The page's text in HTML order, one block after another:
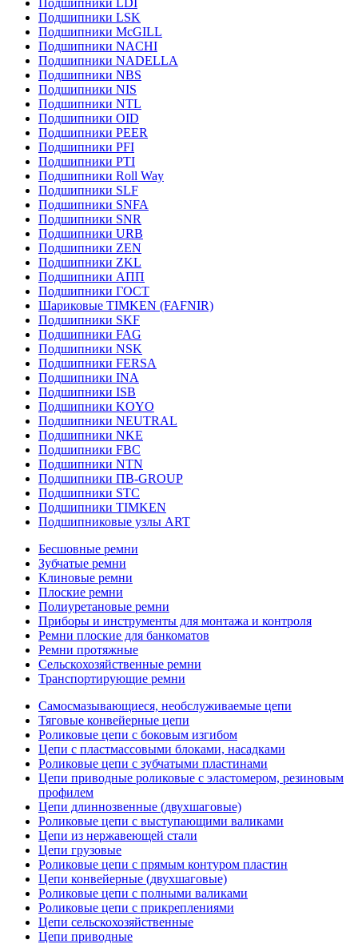
Подшипники LDI
Подшипники LSK
Подшипники McGILL
Подшипники NACHI
Подшипники NADELLA
Подшипники NBS
Подшипники NIS
Подшипники NTL
Подшипники OID
Подшипники PEER
Подшипники PFI
Подшипники PTI
Подшипники Roll Way
Подшипники SLF
Подшипники SNFA
Подшипники SNR
Подшипники URB
Подшипники ZEN
Подшипники ZKL
Подшипники АПП
Подшипники ГОСТ
Шариковые ТІMKEN (FAFNIR)
Подшипники SKF
Подшипники FAG
Подшипники NSK
Подшипники FERSA
Подшипники INA
Подшипники ISB
Подшипники KOYO
Подшипники NEUTRAL
Подшипники NKE
Подшипники FBC
Подшипники NTN
Подшипники ПВ-GROUP
Подшипники STC
Подшипники TIMKEN
Подшипниковые узлы ART
Бесшовные ремни
Зубчатые ремни
Клиновые ремни
Плоские ремни
Полиуретановые ремни
Приборы и инструменты для монтажа и контроля
Ремни плоские для банкоматов
Ремни протяжные
Сельскохозяйственные ремни
Транспортирующие ремни
Самосмазывающиеся, необслуживаемые цепи
Тяговые конвейерные цепи
Роликовые цепи с боковым изгибом
Цепи с пластмассовыми блоками, насадками
Роликовые цепи с зубчатыми пластинами
Цепи приводные роликовые с эластомером, резиновым
профилем
Цепи длиннозвенные (двухшаговые)
Роликовые цепи с выступающими валиками
Цепи из нержавеющей стали
Цепи грузовые
Роликовые цепи с прямым контуром пластин
Цепи конвейерные (двухшаговые)
Роликовые цепи с полными валиками
Роликовые цепи с прикреплениями
Цепи сельскохозяйственные
Цепи приводные